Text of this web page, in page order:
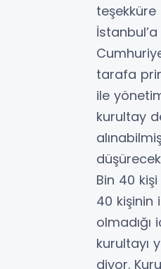
tarafa
ile
kurultay
Bin 40
40 kişinin
kurultayı
diyor.